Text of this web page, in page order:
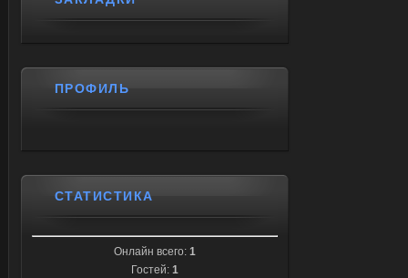
ПРОФИЛЬ
СТАТИСТИКА
Онлайн всего: 1
Гостей: 1